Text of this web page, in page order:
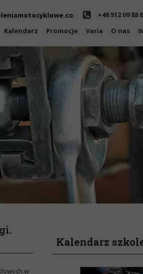
Kalendarz Promocje Varia O nas
+48 512 09 88
w
Kalendarz